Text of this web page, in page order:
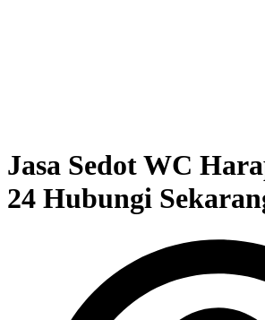
Jasa Sedot WC
24 Hubungi